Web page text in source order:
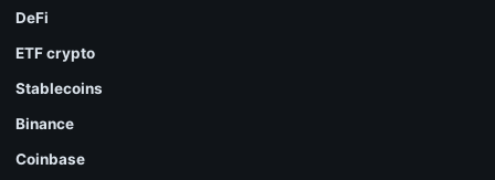
DeFi
ETF crypto
Stablecoins
Binance
Coinbase